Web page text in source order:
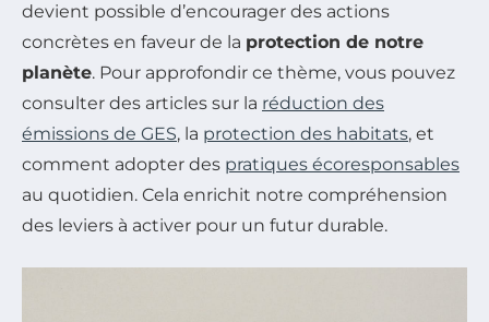
devient possible d’encourager des actions
concrètes en faveur de la protection de notre
planète. Pour approfondir ce thème, vous pouvez
consulter des articles sur la réduction des
émissions de GES, la protection des habitats, et
comment adopter des pratiques écoresponsables
au quotidien. Cela enrichit notre compréhension
des leviers à activer pour un futur durable.